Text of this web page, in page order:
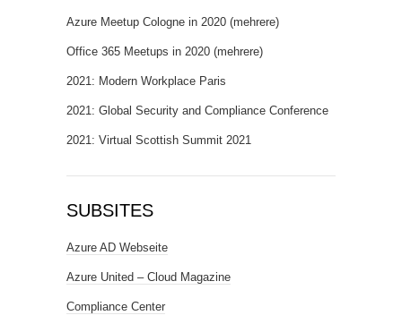
Azure Meetup Cologne in 2020 (mehrere)
Office 365 Meetups in 2020 (mehrere)
2021: Modern Workplace Paris
2021: Global Security and Compliance Conference
2021: Virtual Scottish Summit 2021
SUBSITES
Azure AD Webseite
Azure United – Cloud Magazine
Compliance Center